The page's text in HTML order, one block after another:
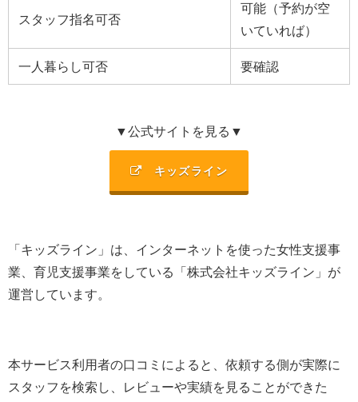
スタッフ指名可否
可能（予約が空
いていれば）
一人暮らし可否 要確認
▼公式サイトを見る▼
キッズライン
「キッズライン」は、 インターネットを使った女性支援事
業、育児支援事業を している「 株式会社キッズライン 」が
運営しています。
本サービス利用者の口コミによると、依頼する側が実際に
スタッフを検索し、レビューや実績を見ることができた